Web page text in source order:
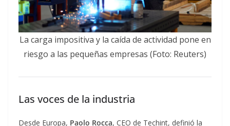
La carga impositiva y la caída de actividad pone en
riesgo a las pequeñas empresas (Foto: Reuters)
Las voces de la industria
Desde Europa, Paolo Rocca, CEO de Techint, definió la